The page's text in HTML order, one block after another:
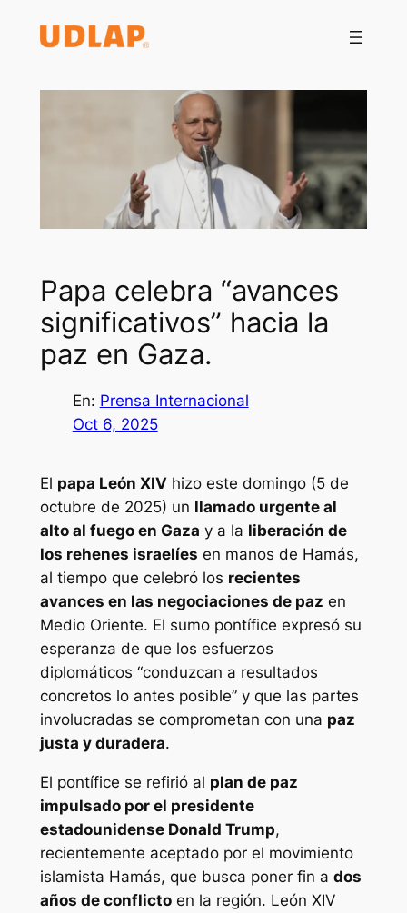
Papa celebra “avances
significativos” hacia la
paz en Gaza.
En: Prensa Internacional
Oct 6, 2025
El papa León XIV hizo este domingo (5 de
octubre de 2025) un llamado urgente al
alto al fuego en Gaza y a la liberación de
los rehenes israelíes en manos de Hamás,
al tiempo que celebró los recientes
avances en las negociaciones de paz en
Medio Oriente. El sumo pontífice expresó su
esperanza de que los esfuerzos
diplomáticos “conduzcan a resultados
concretos lo antes posible” y que las partes
involucradas se comprometan con una paz
justa y duradera.
El pontífice se refirió al plan de paz
impulsado por el presidente
estadounidense Donald Trump,
recientemente aceptado por el movimiento
islamista Hamás, que busca poner fin a dos
años de conflictoen la región. León XIV